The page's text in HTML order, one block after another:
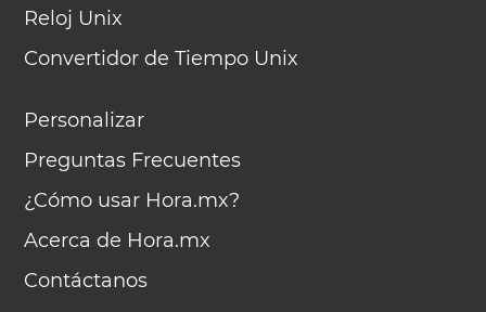
Reloj Unix
Convertidor de Tiempo Unix
Personalizar
Preguntas Frecuentes
¿Cómo usar Hora.mx?
Acerca de Hora.mx
Contáctanos